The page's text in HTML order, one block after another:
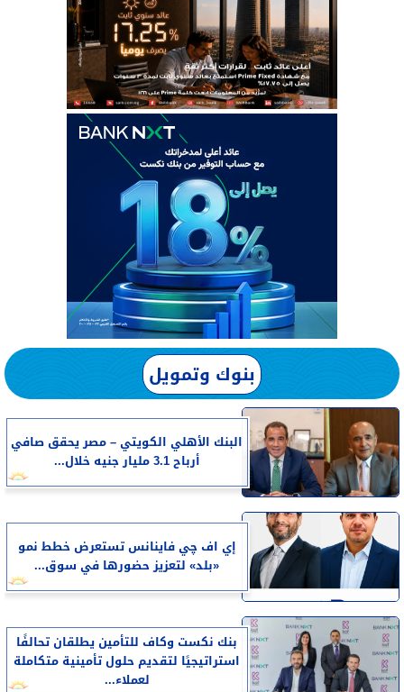
بنوك وتمويل
البنك الأهلي الكويتي – مصر يحقق صافي
أرباح 3.1 مليار جنيه خلال...
إي اف چي فاينانس تستعرض خطط نمو
«بلد» لتعزيز حضورها في سوق...
بنك نكست وكاف للتأمين يطلقان تحالفًا
استراتيجيًا لتقديم حلول تأمينية متكاملة
لعملاء...